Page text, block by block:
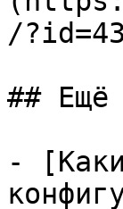
/
## Ещё
-